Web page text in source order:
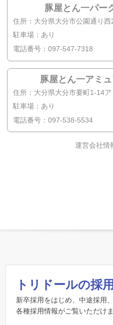
豚屋とん一パー
住所：大分県大分市公園通り
駐車場：あり
電話番号：097-547-7318
豚屋とん一アミ
住所：大分県大分市要町1-14
駐車場：あり
電話番号：097-538-5534
運営会社情
トリドールの採
新卒採用をはじめ、中途採用
各種採用情報がご覧いただけま